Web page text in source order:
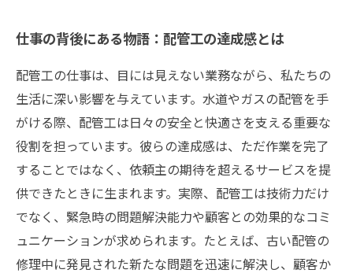
仕事の背後にある物語：配管工の達成感とは
配管工の仕事は、目には見えない業務ながら、私たちの
生活に深い影響を与えています。水道やガスの配管を手
がける際、配管工は日々の安全と快適さを支える重要な
役割を担っています。彼らの達成感は、ただ作業を完了
することではなく、依頼主の期待を超えるサービスを提
供できたときに生まれます。実際、配管工は技術力だけ
でなく、緊急時の問題解決能力や顧客との効果的なコミ
ュニケーションが求められます。たとえば、古い配管の
修理中に発見された新たな問題を迅速に解決し、顧客か